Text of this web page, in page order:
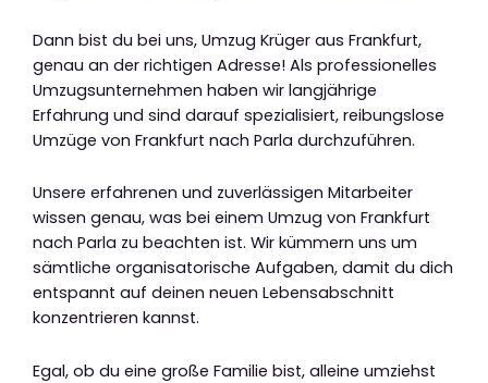
Dann bist du bei uns, Umzug Krüger aus Frankfurt,
genau an der richtigen Adresse! Als professionelles
Umzugsunternehmen haben wir langjährige
Erfahrung und sind darauf spezialisiert, reibungslose
Umzüge von Frankfurt nach Parla durchzuführen.
Unsere erfahrenen und zuverlässigen Mitarbeiter
wissen genau, was bei einem Umzug von Frankfurt
nach Parla zu beachten ist. Wir kümmern uns um
sämtliche organisatorische Aufgaben, damit du dich
entspannt auf deinen neuen Lebensabschnitt
konzentrieren kannst.
Egal, ob du eine große Familie bist, alleine umziehst